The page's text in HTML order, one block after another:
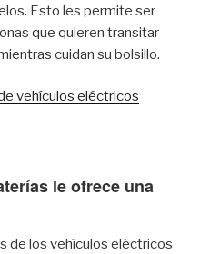
Esto les permite ser
que quieren transitar
cuidan su bolsillo.
vehículos eléctricos
le ofrece una
de los vehículos eléctricos